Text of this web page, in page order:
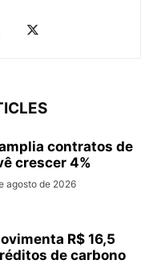
contratos de
crescer 4%
agosto de 2026
R$ 16,5
de carbono